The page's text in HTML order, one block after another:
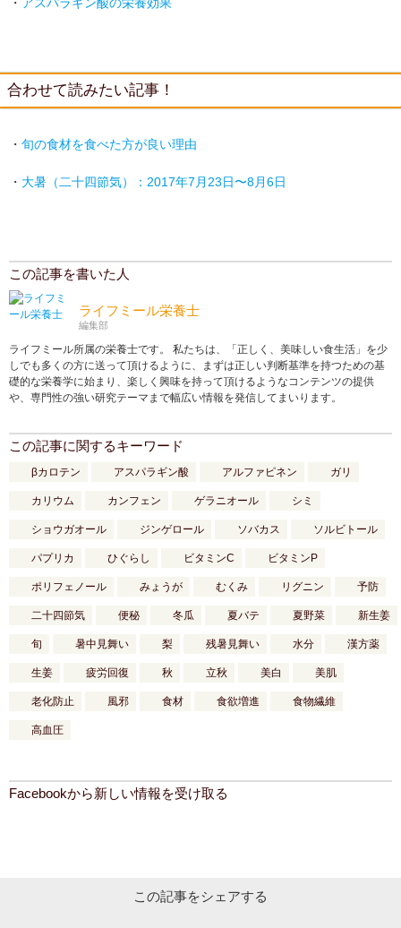
合わせて読みたい記事！
・ 旬の食材を食べた方が良い理由
・ 大暑（二十四節気）：2017年7月23日〜8月6日
この記事を書いた人
ライフミール栄養士
編集部
ライフミール所属の栄養士です。 私たちは、「正しく、美味しい食生活」を少
しでも多くの方に送って頂けるように、まずは正しい判断基準を持つための基
礎的な栄養学に始まり、楽しく興味を持って頂けるようなコンテンツの提供
や、専門性の強い研究テーマまで幅広い情報を発信してまいります。
この記事に関するキーワード
βカロテン アスパラギン酸 アルファピネン ガリ
カリウム カンフェン ゲラニオール シミ
ショウガオール ジンゲロール ソバカス ソルビトール
パプリカ ひぐらし ビタミンC ビタミンP
ポリフェノール みょうが むくみ リグニン 予防
二十四節気 便秘 冬瓜 夏バテ 夏野菜 新生姜
旬 暑中見舞い 梨 残暑見舞い 水分 漢方薬
生姜 疲労回復 秋 立秋 美白 美肌
老化防止 風邪 食材 食欲増進 食物繊維
高血圧
Facebookから新しい情報を受け取る
この記事をシェアする